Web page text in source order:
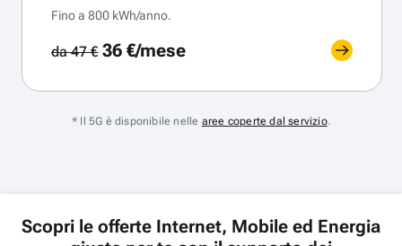
Fino a 800 kWh/anno.
da 47 €36 €/mese
* Il 5G è disponibile nelle aree coperte dal servizio.
Scopri le offerte Internet, Mobile ed Energia